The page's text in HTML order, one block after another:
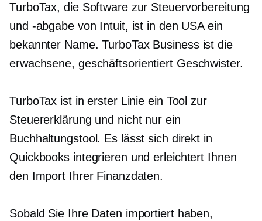
TurboTax, die Software zur Steuervorbereitung
und -abgabe von Intuit, ist in den USA ein
bekannter Name. TurboTax Business ist die
erwachsene, geschäftsorientiertGeschwister.
TurboTax ist in erster Linie ein Tool zur
Steuererklärung und nicht nur ein
Buchhaltungstool. Es lässt sich direkt in
Quickbooks integrieren und erleichtert Ihnen
den Import Ihrer Finanzdaten.
Sobald Sie Ihre Daten importiert haben,